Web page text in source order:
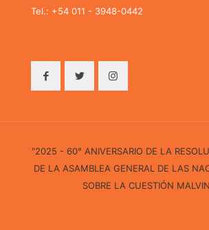
Tel.: +54 011 - 3948-0442
"2025 - 60° ANIVERSARIO DE LA
DE LA ASAMBLEA GENERAL DE LAS
SOBRE LA CUESTIÓN